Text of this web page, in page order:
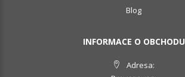
Blog
INFORMACE O OBCHODU
Adresa: